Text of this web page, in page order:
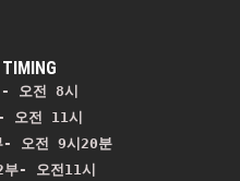
TIMING
오전 8시
오전 11시
- 오전 9시20분
- 오전11시